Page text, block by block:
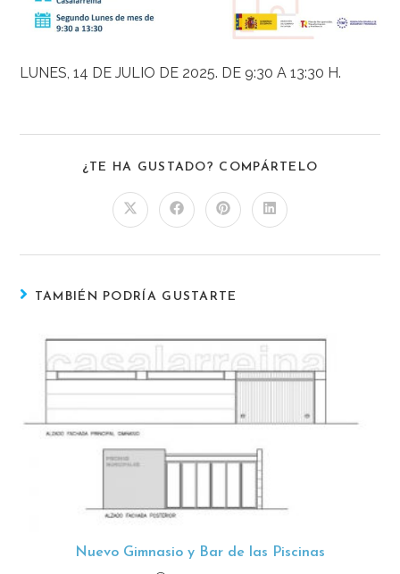
LUNES, 14 DE JULIO DE 2025. DE 9:30 A 13:30 H.
¿TE HA GUSTADO? COMPÁRTELO
TAMBIÉN PODRÍA GUSTARTE
Nuevo Gimnasio y Bar de las Piscinas